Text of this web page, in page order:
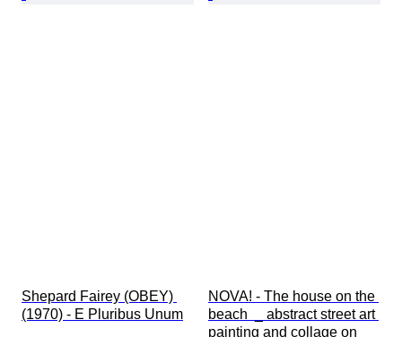
Shepard Fairey (OBEY)
(1970) - E Pluribus Unum
NOVA! - The house on the
beach  _ abstract street art
painting and collage on